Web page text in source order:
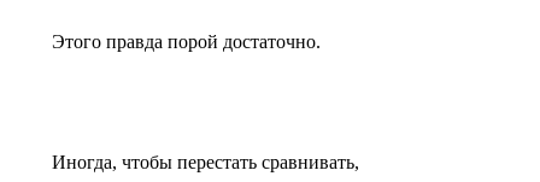
Этого правда порой достаточно.
Иногда, чтобы перестать сравнивать,